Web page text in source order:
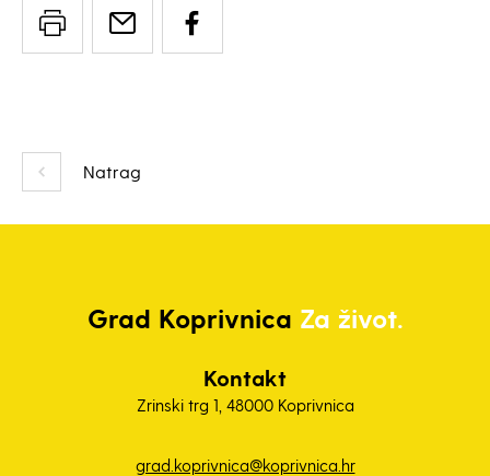
Natrag
Grad Koprivnica Za život.
Kontakt
Zrinski trg 1, 48000 Koprivnica
grad.koprivnica@koprivnica.hr